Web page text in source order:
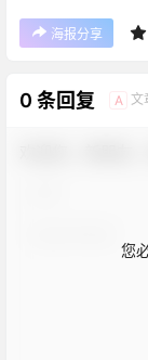
海报分享
0 条回复 A 文
您